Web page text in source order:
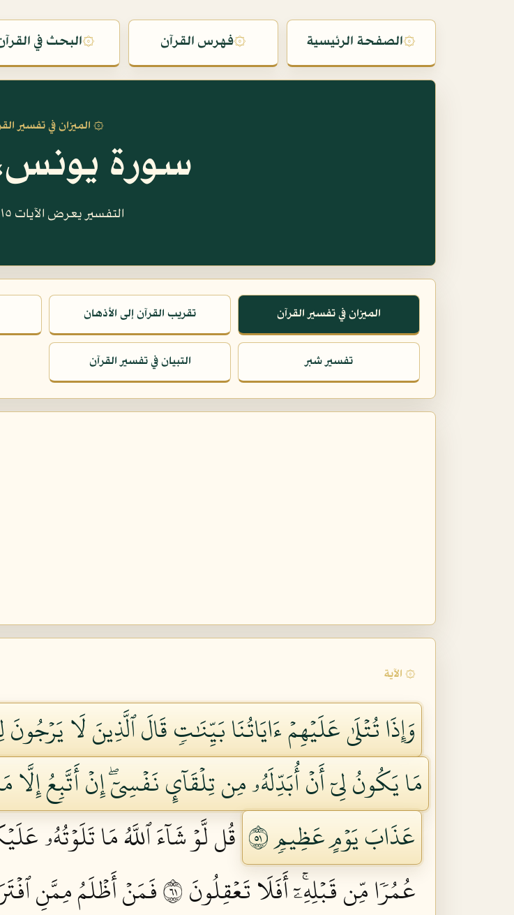
۞الصفحة الرئيسية ۞فهرس القرآن ۞البحث في
۞ الميزان في تفسير
سورة يونس،
التفسير يعرض الآيات ١٥ إلى ٢٥
الميزان في تفسير القرآن تقريب القرآن إلى الأذهان
تفسير شبر التبيان في تفسير القرآن
۞ الآية
وَإِذَا تُتۡلَىٰ عَلَيۡهِمۡ ءَايَاتُنَا بَيِّنَٰتٖ قَالَ ٱلَّذِينَ لَا
مَا يَكُونُ لِيٓ أَنۡ أُبَدِّلَهُۥ مِن تِلۡقَآيِٕ نَفۡسِيٓۖ إِنۡ أَتَّبِعُ
عَذَابَ يَوۡمٍ عَظِيمٖ ١٥
قُل لَّوۡ شَآءَ ٱللَّهُ مَا تَلَوۡتُهُۥ
عُمُرٗا مِّن قَبۡلِهِۦٓۚ أَفَلَا تَعۡقِلُونَ ١٦
فَمَنۡ أَظۡلَمُ مِمَّنِ